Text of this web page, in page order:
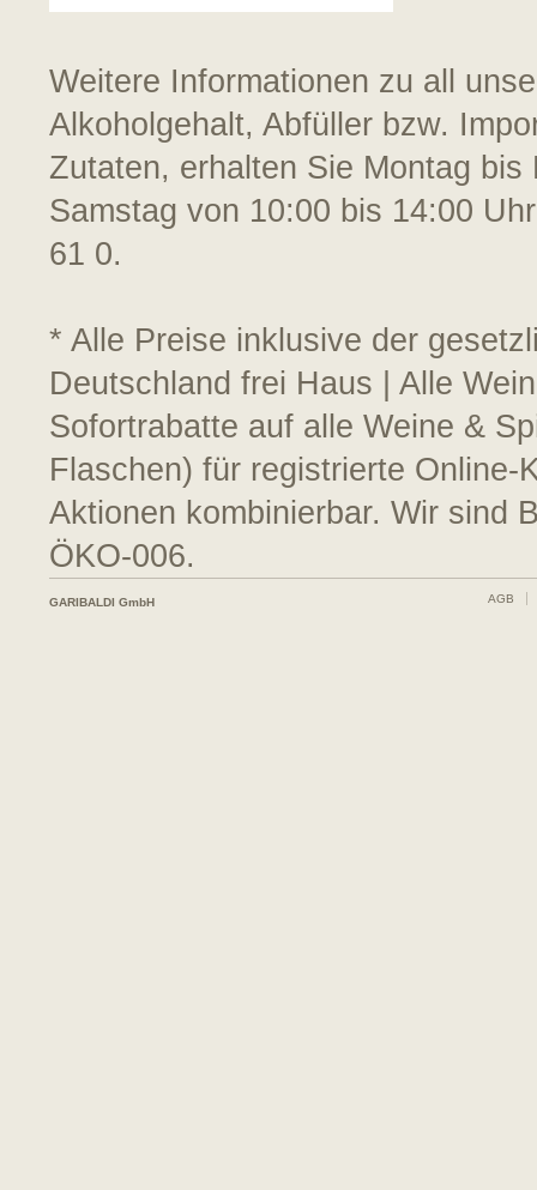
Weitere Informationen zu all
Alkoholgehalt, Abfüller bzw.
Zutaten, erhalten Sie Montag
Samstag von 10:00 bis 14:00
61 0.
* Alle Preise inklusive der
Deutschland frei Haus | Alle
Sofortrabatte auf alle Weine &
Flaschen) für registrierte
Aktionen kombinierbar. Wir sind
ÖKO-006.
GARIBALDI GmbH AGB